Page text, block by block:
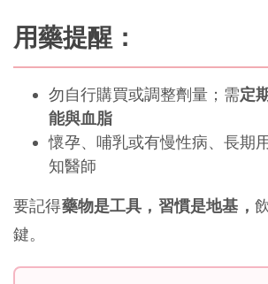
用藥提醒：
勿自行購買或調整劑量；需定
能與血脂
懷孕、哺乳或有慢性病、長期
知醫師
要記得藥物是工具，習慣是地基，
鍵。